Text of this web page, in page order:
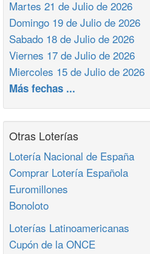
Martes 21 de Julio de 2026
Domingo 19 de Julio de 2026
Sabado 18 de Julio de 2026
Viernes 17 de Julio de 2026
Miercoles 15 de Julio de 2026
Más fechas ...
Otras Loterías
Lotería Nacional de España
Comprar Lotería Española
Euromillones
Bonoloto
Loterías Latinoamericanas
Cupón de la ONCE